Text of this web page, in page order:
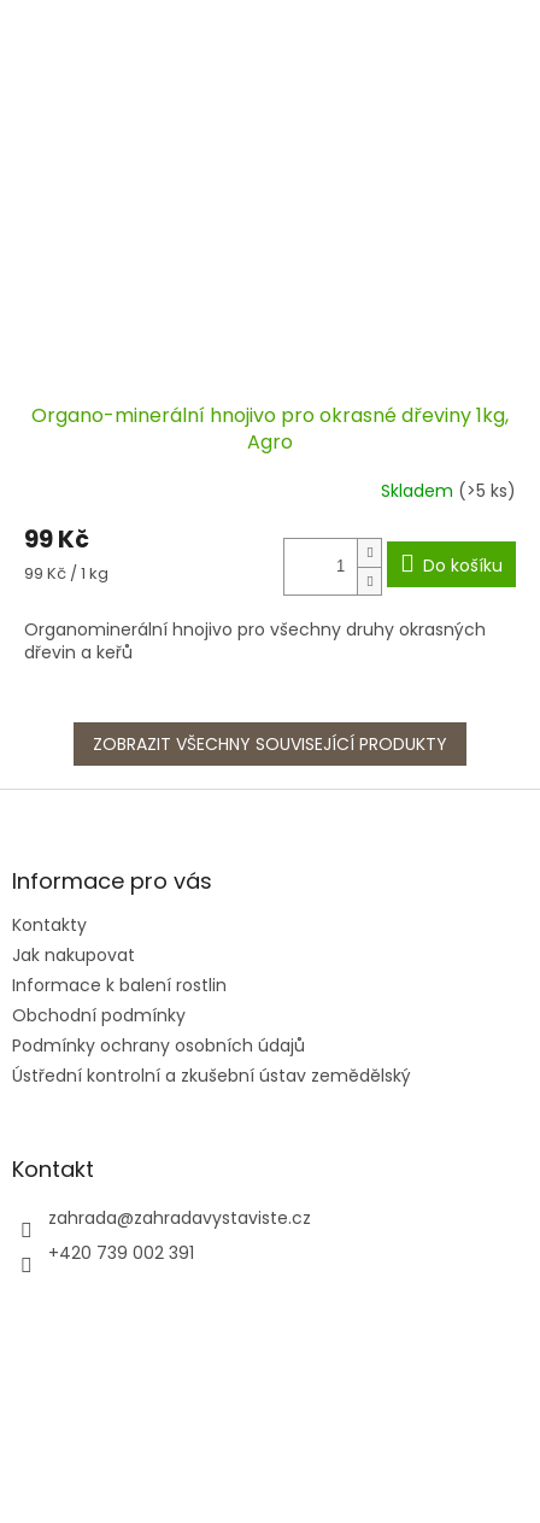
Organo-minerální hnojivo pro okrasné dřeviny 1kg,
Agro
Skladem (>5 ks)
99 Kč
Měrná
99 Kč / 1 kg Do košíku
Organominerální hnojivo pro všechny druhy okrasných
dřevin a keřů
ZOBRAZIT VŠECHNY SOUVISEJÍCÍ PRODUKTY
Z
aInformace pro vás
Kontakty
Jak nakupovat
Informace k balení rostlin
Obchodní podmínky
Podmínky ochrany osobních údajů
Ústřední kontrolní a zkušební ústav zemědělský
Kontakt
zahrada@zahradavystaviste.cz
+420 739 002 391